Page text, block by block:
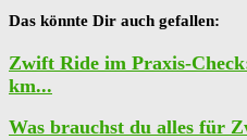
Das könnte Dir auch gefallen:
Zwift Ride im Praxis-
km...
Was brauchst du alles für